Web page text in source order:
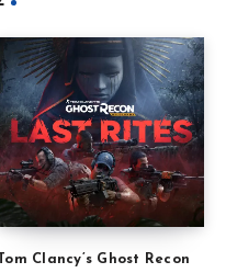
Tom Clancy’s Ghost Recon